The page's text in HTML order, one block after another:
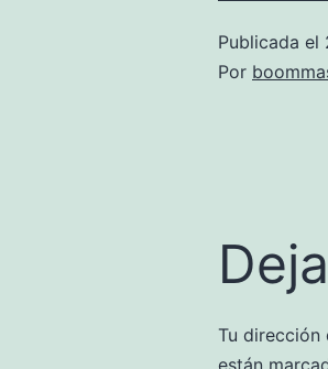
Publicada el
Por
Tu dirección
están